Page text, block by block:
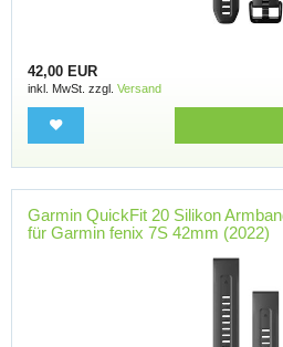
42,00 EUR
inkl. MwSt. zzgl. Versand
Garmin QuickFit 20 Silikon
für Garmin fenix 7S 42mm (2022)